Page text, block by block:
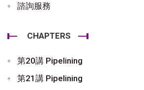
諮詢服務
CHAPTERS
第20講 Pipelining
第21講 Pipelining